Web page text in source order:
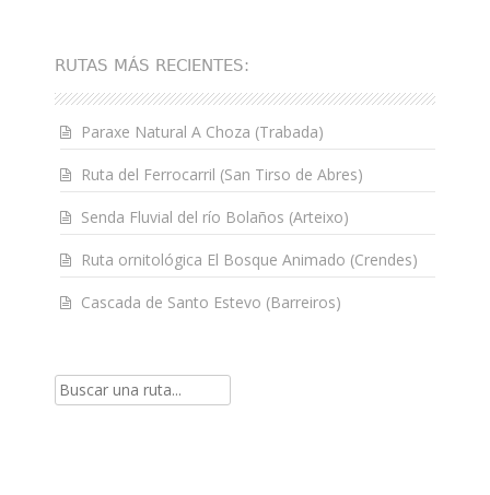
RUTAS MÁS RECIENTES:
Paraxe Natural A Choza (Trabada)
Ruta del Ferrocarril (San Tirso de Abres)
Senda Fluvial del río Bolaños (Arteixo)
Ruta ornitológica El Bosque Animado (Crendes)
Cascada de Santo Estevo (Barreiros)